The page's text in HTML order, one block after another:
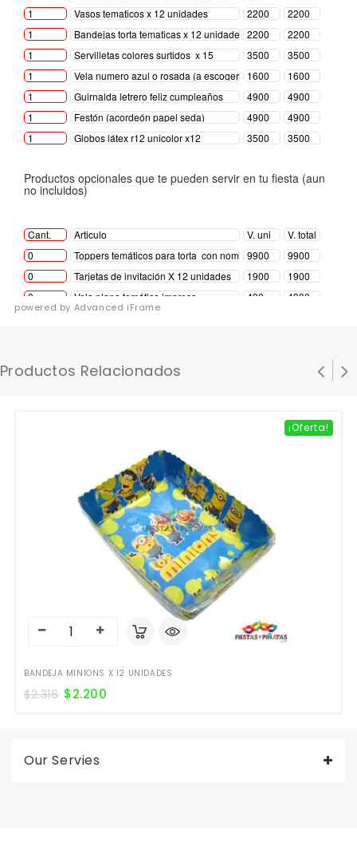
powered by Advanced iFrame
Productos Relacionados
¡Oferta!
BANDEJA MINIONS X 12 UNIDADES
$2.316 $2.200
Our Servies